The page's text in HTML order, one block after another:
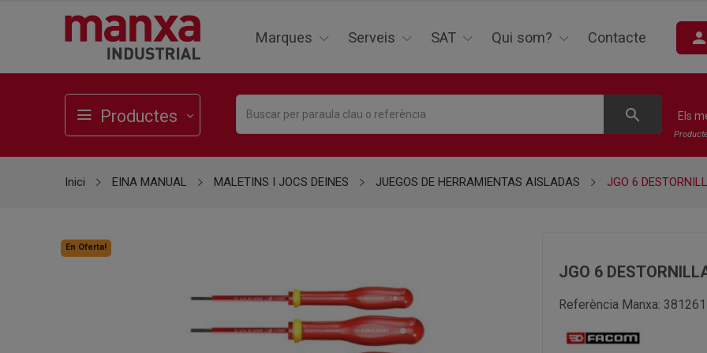
Marques Serveis SAT Qui som? Contacte person
Productes search Els
Inici EINA MANUAL MALETINS I JOCS DEINES JUEGOS DE HERRAMIENTAS AISLADAS JGO 6
En Oferta!
JGO 6
Referència Manxa: 381261